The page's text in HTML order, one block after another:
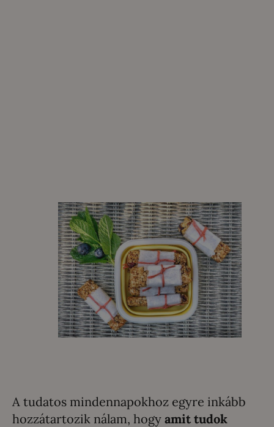
A tudatos mindennapokhoz egyre inkább
hozzátartozik nálam, hogy amit tudok